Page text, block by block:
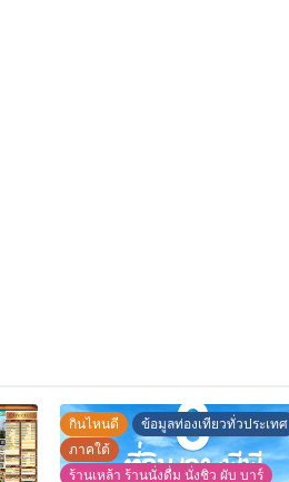
กินไหนดี
ข้อมูลท่องเทียวทั่วประเทศ
ภาคใต้
ร้านเหล้า ร้านนั่งดื่ม นั่งชิว ผับ บาร์